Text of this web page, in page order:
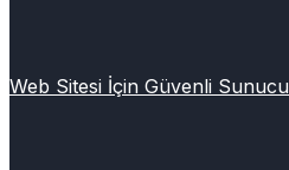
Web Sitesi İçin Güvenli Sunucu